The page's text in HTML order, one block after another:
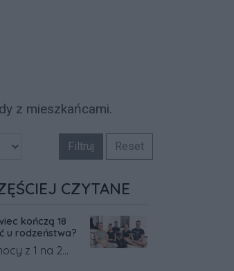
z mieszkańcami.
Filtruj Reset
CZYTANE
kończą 18
u rodzeństwa?
z 1 na 2
w